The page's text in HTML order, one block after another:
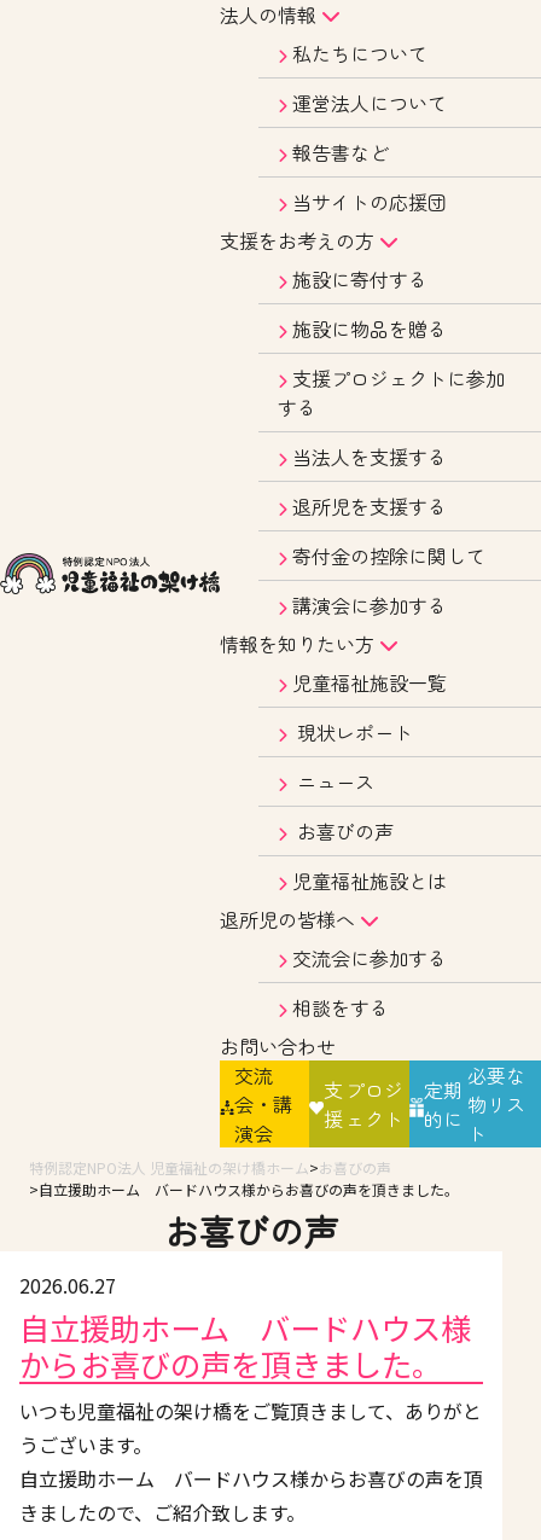
法人の情報
私たちについて
運営法人について
報告書など
当サイトの応援団
支援をお考えの方
施設に寄付する
施設に物品を贈る
支援プロジェクトに参加
する
当法人を支援する
退所児を支援する
寄付金の控除に関して
講演会に参加する
情報を知りたい方
児童福祉施設一覧
現状レポート
ニュース
お喜びの声
児童福祉施設とは
退所児の皆様へ
交流会に参加する
相談をする
お問い合わせ
交流
会・講
演会
支
援
プロジ
ェクト
定期
的に
必要な
物リス
ト
特例認定NPO法人 児童福祉の架け橋ホーム
お喜びの声
自立援助ホーム バードハウス様からお喜びの声を頂きました。
お喜びの声
2026.06.27
自立援助ホーム バードハウス様
からお喜びの声を頂きました。
いつも児童福祉の架け橋をご覧頂きまして、ありがと
うございます。
自立援助ホーム バードハウス様からお喜びの声を頂
きましたので、ご紹介致します。